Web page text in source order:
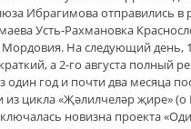
Ибрагимова отправились в
Усть-Рахмановка
На следующий день,
а 2-го августа полный
один год и почти два месяца
из цикла «Җәлилчеләр җире» (о
новизна проекта